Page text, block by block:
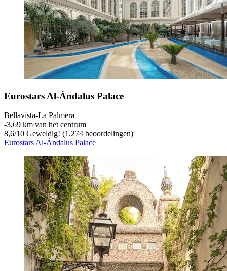
Eurostars Al-Ándalus Palace
Bellavista-La Palmera
‐3,69 km van het centrum
8,6/10 Geweldig! (1.274 beoordelingen)
Eurostars Al-Ándalus Palace